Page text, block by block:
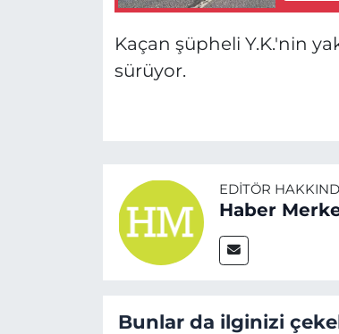
Kaçan şüpheli Y.K.'nin
sürüyor.
EDITÖR
Haber
Bunlar da ilginizi